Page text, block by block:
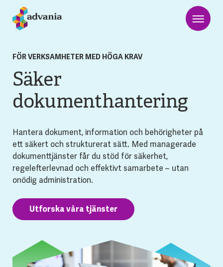
FÖR VERKSAMHETER MED HÖGA KRAV
Säker
dokumenthantering
Hantera dokument, information och behörigheter på
ett säkert och strukturerat sätt. Med managerade
dokumenttjänster får du stöd för säkerhet,
regelefterlevnad och effektivt samarbete – utan
onödig administration.
Utforska våra tjänster